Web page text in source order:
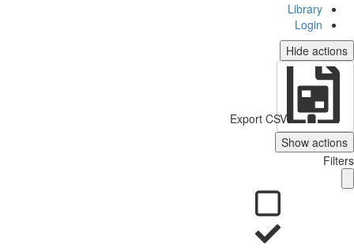
Library
Login
Hide
Export CSV
Show